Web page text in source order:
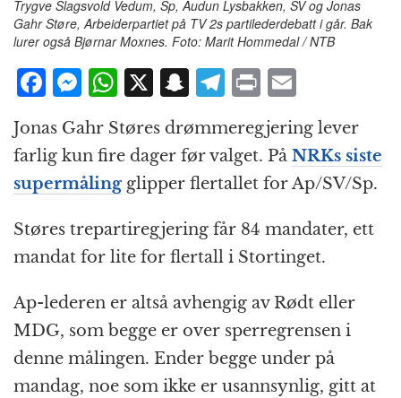
Trygve Slagsvold Vedum, Sp, Audun Lysbakken, SV og Jonas
Gahr Støre, Arbeiderpartiet på TV 2s partilederdebatt i går. Bak
lurer også Bjørnar Moxnes. Foto: Marit Hommedal / NTB
F
c
e
b
o
o
M
e
ss
e
n
g
e
W
at
s
A
p
p
X S
a
p
c
h
at
T
e
g
r
a
m
P
ri
n
t
m
ai
l
Jonas Gahr Støres drømmeregjering lever
farlig kun fire dager før valget. På NRKs siste
supermålingglipper flertallet for Ap/SV/Sp.
Støres trepartiregjering får 84 mandater, ett
mandat for lite for flertall i Stortinget.
Ap-lederen er altså avhengig av Rødt eller
MDG, som begge er over sperregrensen i
denne målingen. Ender begge under på
mandag, noe som ikke er usannsynlig, gitt at